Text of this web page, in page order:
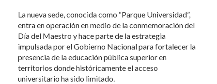
La nueva sede, conocida como “Parque Universidad”,
entra en operación en medio de la conmemoración del
Día del Maestro y hace parte de la estrategia
impulsada por el Gobierno Nacional para fortalecer la
presencia de la educación pública superior en
territorios donde históricamente el acceso
universitario ha sido limitado.